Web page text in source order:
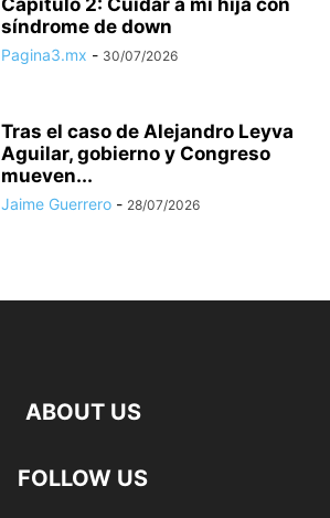
síndrome de down
Pagina3.mx - 30/07/2026
Tras el caso de Alejandro Leyva
Aguilar, gobierno y Congreso
mueven...
Jaime Guerrero - 28/07/2026
ABOUT US
FOLLOW US